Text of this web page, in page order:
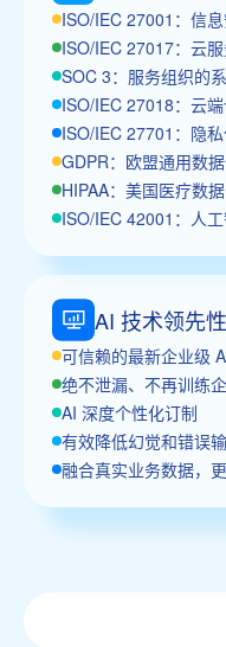
ISO/IEC 27001：信
ISO/IEC 27017：云
SOC 3：服务组织的
ISO/IEC 27018：云
ISO/IEC 27701：隐
GDPR：欧盟通用数
HIPAA：美国医疗数
ISO/IEC 42001：人
AI 技术领先性
可信赖的最新企业级
绝不泄漏、不再训练
AI 深度个性化订制
有效降低幻觉和错误
融合真实业务数据，